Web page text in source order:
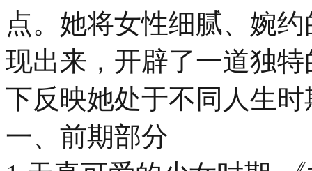
点。她将女性细腻、婉
现出来，开辟了一道独
下反映她处于不同人生
一、前期部分